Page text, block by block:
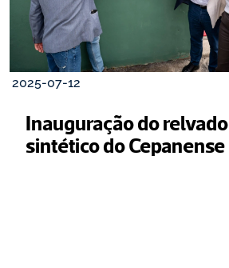
2025-07-12
Inauguração do relvado
sintético do Cepanense